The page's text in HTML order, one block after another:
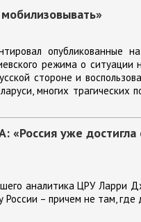
опубликованные
режима о ситуации
стороне и
многих трагических
уже достигла
аналитика ЦРУ Ларри
России – причем не там, где